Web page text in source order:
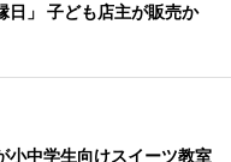
日」 子ども店主が販売か
小中学生向けスイーツ教室